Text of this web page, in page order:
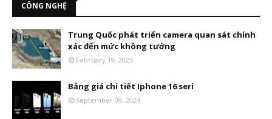
CÔNG NGHỆ
Trung Quốc phát triển camera quan sát chính
xác đến mức không tưởng
February 19, 2025
Bảng giá chi tiết Iphone 16 seri
September 09, 2024